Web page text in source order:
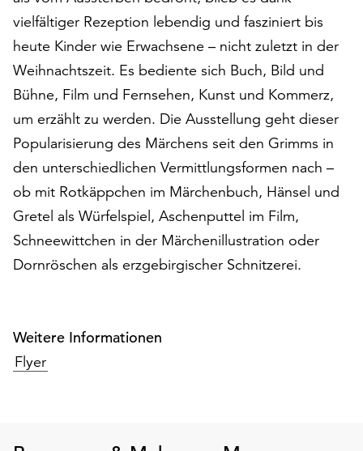
Cookies
zu
akzeptieren.
Sie
Ihr
Einverständnis
jederzeit
ändern
und
widerrufen.
Dafür
steht
Ihnen
am
die
Schaltfläche
vielfältiger Rezeption lebendig und fasziniert bis
heute Kinder wie Erwachsene – nicht zuletzt in der
Weihnachtszeit. Es bediente sich Buch, Bild und
Bühne, Film und Fernsehen, Kunst und Kommerz,
um erzählt zu werden. Die Ausstellung geht dieser
Popularisierung des Märchens seit den Grimms in
den unterschiedlichen Vermittlungsformen nach –
ob mit Rotkäppchen im Märchenbuch, Hänsel und
Gretel als Würfelspiel, Aschenputtel im Film,
Schneewittchen in der Märchenillustration oder
Dornröschen als erzgebirgischer Schnitzerei.
Weitere Informationen
Flyer